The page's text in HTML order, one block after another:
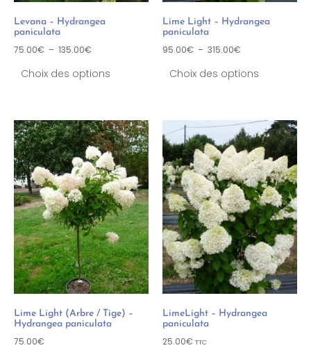
Levana – Hydrangea
paniculata
75.00€ – 135.00€
Choix des options
Lime Light – Hydrangea
paniculata
95.00€ – 315.00€
Choix des options
Lime Light (Arbre / Tige) –
Hydrangea paniculata
75.00€
LimeLight – Hydrangea
paniculata
25.00€ TTC